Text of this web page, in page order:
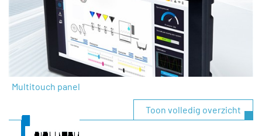
Multitouch panel
Toon volledig overzicht